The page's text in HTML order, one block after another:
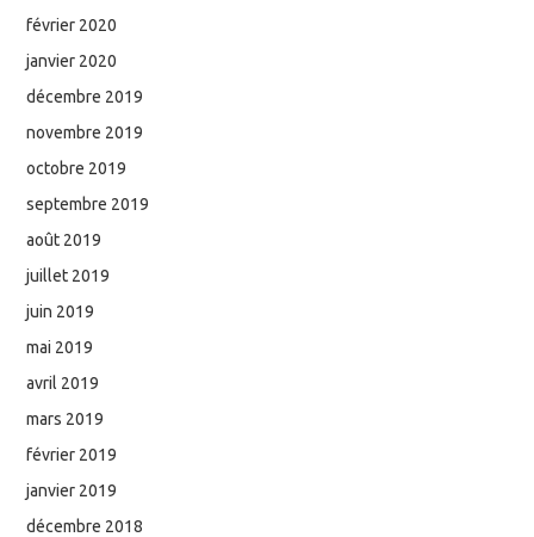
février 2020
janvier 2020
décembre 2019
novembre 2019
octobre 2019
septembre 2019
août 2019
juillet 2019
juin 2019
mai 2019
avril 2019
mars 2019
février 2019
janvier 2019
décembre 2018